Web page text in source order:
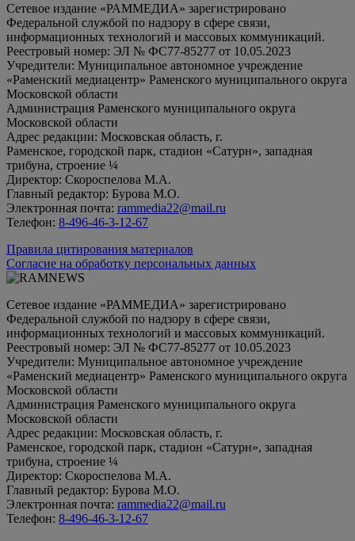
Сетевое издание «РАММЕДИА» зарегистрировано
Федеральной службой по надзору в сфере связи,
информационных технологий и массовых коммуникаций.
Реестровый номер: ЭЛ № ФС77-85277 от 10.05.2023
Учредители: Муниципальное автономное учреждение
«Раменский медиацентр» Раменского муниципального округа
Московской области
Администрация Раменского муниципального округа
Московской области
Адрес редакции: Московская область, г.
Раменское, городской парк, стадион «Сатурн», западная
трибуна, строение ¼
Директор: Скороспелова М.А.
Главный редактор: Бурова М.О.
Электронная почта: rammedia22@mail.ru
Телефон: 8-496-46-3-12-67
Правила цитирования материалов
Согласие на обработку персональных данных
Сетевое издание «РАММЕДИА» зарегистрировано
Федеральной службой по надзору в сфере связи,
информационных технологий и массовых коммуникаций.
Реестровый номер: ЭЛ № ФС77-85277 от 10.05.2023
Учредители: Муниципальное автономное учреждение
«Раменский медиацентр» Раменского муниципального округа
Московской области
Администрация Раменского муниципального округа
Московской области
Адрес редакции: Московская область, г.
Раменское, городской парк, стадион «Сатурн», западная
трибуна, строение ¼
Директор: Скороспелова М.А.
Главный редактор: Бурова М.О.
Электронная почта: rammedia22@mail.ru
Телефон: 8-496-46-3-12-67